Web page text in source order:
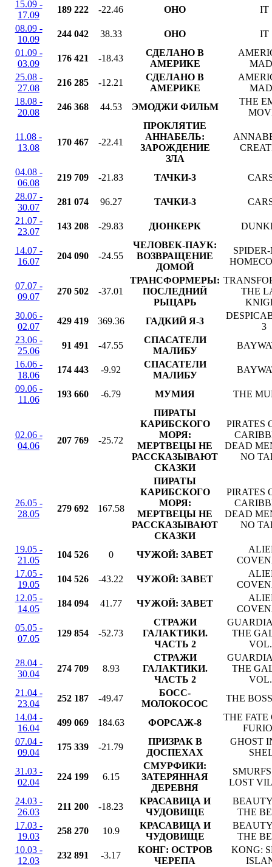
15.09 -
17.09
189 222 -22.46 ОНО
IT
08.09 -
10.09
244 042 38.33 ОНО
IT
01.09 -
03.09
176 421 -18.43
СДЕЛАНО В
АМЕРИКЕ
25.08 -
27.08
216 285 -12.21
СДЕЛАНО В
АМЕРИКЕ
18.08 -
20.08
246 368 44.53 ЭМОДЖИ ФИЛЬМ
THE
11.08 -
13.08
170 467 -22.41
ПРОКЛЯТИЕ
АННАБЕЛЬ:
ЗАРОЖДЕНИЕ
ЗЛА
04.08 -
06.08
219 709 -21.83 ТАЧКИ-3
28.07 -
30.07
281 074 96.27 ТАЧКИ-3
21.07 -
23.07
143 208 -29.83 ДЮНКЕРК
14.07 -
16.07
204 090 -24.55
ЧЕЛОВЕК-ПАУК:
ВОЗВРАЩЕНИЕ
ДОМОЙ
07.07 -
09.07
270 502 -37.01
ТРАНСФОРМЕРЫ:
ПОСЛЕДНИЙ
РЫЦАРЬ
THE
30.06 -
02.07
429 419 369.36 ГАДКИЙ Я-3
3
23.06 -
25.06
91 491 -47.55
СПАСАТЕЛИ
МАЛИБУ
16.06 -
18.06
174 443 -9.92
СПАСАТЕЛИ
МАЛИБУ
09.06 -
11.06
193 660 -6.79 МУМИЯ THE
02.06 -
04.06
207 769 -25.72
ПИРАТЫ
КАРИБСКОГО
МОРЯ:
МЕРТВЕЦЫ НЕ
РАССКАЗЫВАЮТ
СКАЗКИ
PIRATES
DEAD
NO
26.05 -
28.05
279 692 167.58
ПИРАТЫ
КАРИБСКОГО
МОРЯ:
МЕРТВЕЦЫ НЕ
РАССКАЗЫВАЮТ
СКАЗКИ
PIRATES
DEAD
NO
19.05 -
21.05
104 526 0 ЧУЖОЙ: ЗАВЕТ
17.05 -
19.05
104 526 -43.22 ЧУЖОЙ: ЗАВЕТ
12.05 -
14.05
184 094 41.77 ЧУЖОЙ: ЗАВЕТ
05.05 -
07.05
129 854 -52.73
СТРАЖИ
ГАЛАКТИКИ.
ЧАСТЬ 2
THE
28.04 -
30.04
274 709 8.93
СТРАЖИ
ГАЛАКТИКИ.
ЧАСТЬ 2
THE
21.04 -
23.04
252 187 -49.47
БОСС-
МОЛОКОСОС
THE
14.04 -
16.04
499 069 184.63 ФОРСАЖ-8
THE FATE
07.04 -
09.04
175 339 -21.79
ПРИЗРАК В
ДОСПЕХАХ
GHOST
31.03 -
02.04
224 199 6.15
СМУРФИКИ:
ЗАТЕРЯННАЯ
ДЕРЕВНЯ
LOST
24.03 -
26.03
211 200 -18.23
КРАСАВИЦА И
ЧУДОВИЩЕ
THE
17.03 -
19.03
258 270 10.9
КРАСАВИЦА И
ЧУДОВИЩЕ
THE
10.03 -
12.03
232 891 -3.17
КОНГ: ОСТРОВ
ЧЕРЕПА
KONG: